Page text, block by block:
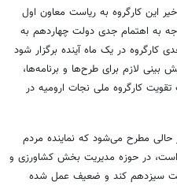
این کارگروه به ریاست معاون اول
به اهتمام جدی دولت چهاردهم به
در یک ماه آینده برگزار شود
لازم برای طرح‌ها و برنامه‌ها،
تقویت کارگروه ملی نجات ارومیه در
حالی مطرح می‌شود که نماینده مردم
در حوزه مدیریت بخش کشاورزی و
دولت سیزدهم کند و ضعیف عمل شده